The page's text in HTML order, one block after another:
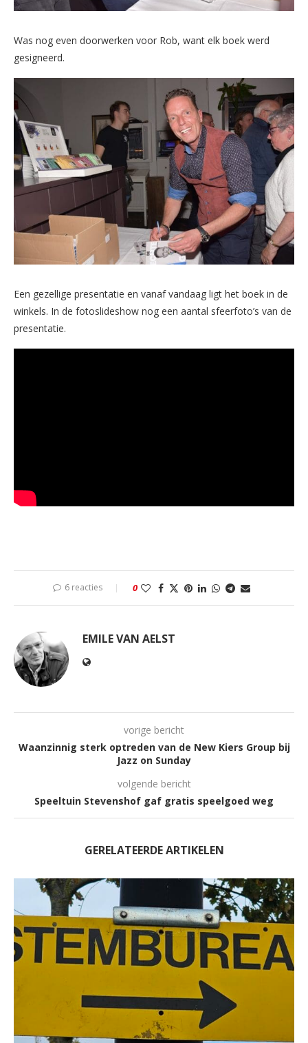
Was nog even doorwerken voor Rob, want elk boek werd
gesigneerd.
Een gezellige presentatie en vanaf vandaag ligt het boek in de
winkels. In de fotoslideshow nog een aantal sfeerfoto’s van de
presentatie.
6 reacties 0
EMILE VAN AELST
vorige bericht
Waanzinnig sterk optreden van de New Kiers Group bij
Jazz on Sunday
volgende bericht
Speeltuin Stevenshof gaf gratis speelgoed weg
GERELATEERDE ARTIKELEN